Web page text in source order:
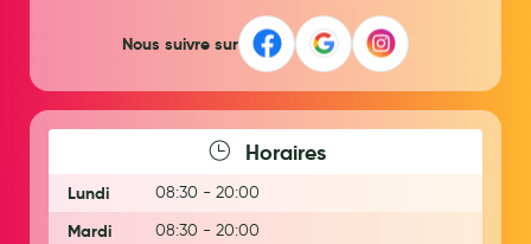
Beauté au naturel
Huiles
Mon bébé
Nous suivre sur
Horaires
Lundi 08:30 - 20:00
Mardi 08:30 - 20:00